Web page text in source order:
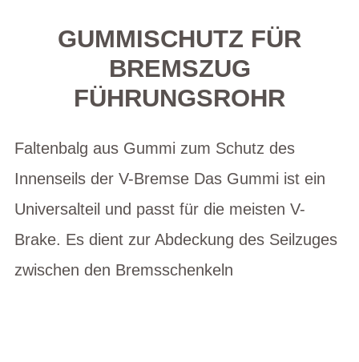
GUMMISCHUTZ FÜR
BREMSZUG
FÜHRUNGSROHR
Faltenbalg aus Gummi zum Schutz des
Innenseils der V-Bremse Das Gummi ist ein
Universalteil und passt für die meisten V-
Brake. Es dient zur Abdeckung des Seilzuges
zwischen den Bremsschenkeln